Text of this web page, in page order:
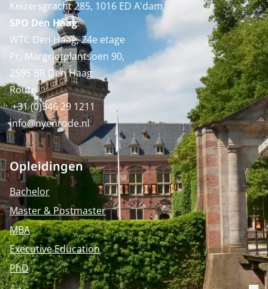
Keizersgracht 285, 1016 ED A'dam
SPO Den Haag:
WTC Den Haag, 24e etage
Pr. Margrietplantsoen 90,
2595 BR Den Haag
Route
+31 (0)346 29 1211
info@nyenrode.nl
Opleidingen
Bachelor
Master & Postmaster
MBA
Executive Education
PhD